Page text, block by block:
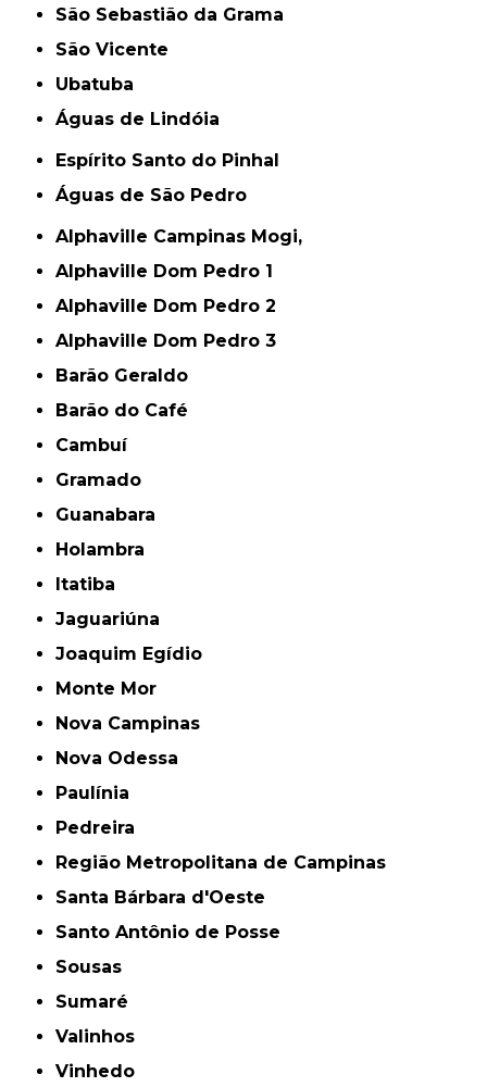
São Sebastião da Grama
São Vicente
Ubatuba
Águas de Lindóia
Espírito Santo do Pinhal
Águas de São Pedro
Alphaville Campinas Mogi,
Alphaville Dom Pedro 1
Alphaville Dom Pedro 2
Alphaville Dom Pedro 3
Barão Geraldo
Barão do Café
Cambuí
Gramado
Guanabara
Holambra
Itatiba
Jaguariúna
Joaquim Egídio
Monte Mor
Nova Campinas
Nova Odessa
Paulínia
Pedreira
Região Metropolitana de Campinas
Santa Bárbara d'Oeste
Santo Antônio de Posse
Sousas
Sumaré
Valinhos
Vinhedo